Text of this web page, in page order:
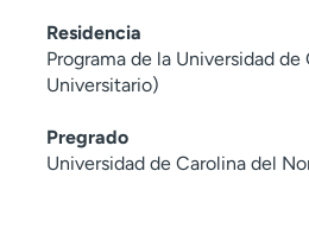
Residencia
Programa de la Universidad
Universitario)
Pregrado
Universidad de Carolina del